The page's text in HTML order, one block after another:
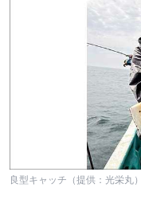
良型キャッチ（提供：光栄丸）